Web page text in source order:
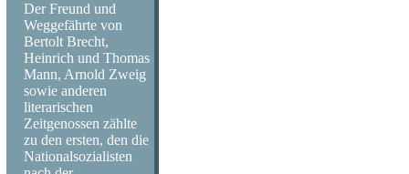
Der Freund und
Weggefährte von
Bertolt Brecht,
Heinrich und Thomas
Mann, Arnold Zweig
sowie anderen
literarischen
Zeitgenossen zählte
zu den ersten, den die
Nationalsozialisten